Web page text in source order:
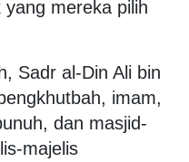
mereka pilih
Sadr al-Din Ali bin
imam,
dan masjid-
majelis